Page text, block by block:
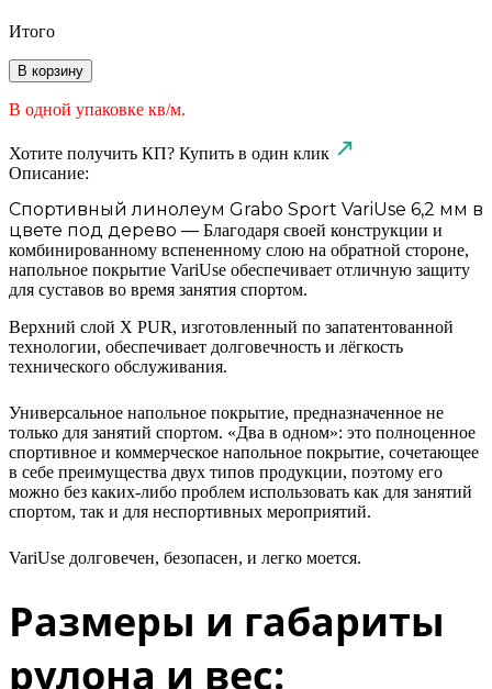
Итого
В корзину
В одной упаковке кв/м.
Хотите получить КП? Купить в один клик
Описание:
Спортивный линолеум Grabo Sport VariUse 6,2 мм в
цвете под дерево — Благодаря своей конструкции и
комбинированному вспененному слою на обратной стороне,
напольное покрытие VariUse обеспечивает отличную защиту
для суставов во время занятия спортом.
Верхний слой X PUR, изготовленный по запатентованной
технологии, обеспечивает долговечность и лёгкость
технического обслуживания.
Универсальное напольное покрытие, предназначенное не
только для занятий спортом. «Два в одном»: это полноценное
спортивное и коммерческое напольное покрытие, сочетающее
в себе преимущества двух типов продукции, поэтому его
можно без каких-либо проблем использовать как для занятий
спортом, так и для неспортивных мероприятий.
VariUse долговечен, безопасен, и легко моется.
Размеры и габариты
рулона и вес: